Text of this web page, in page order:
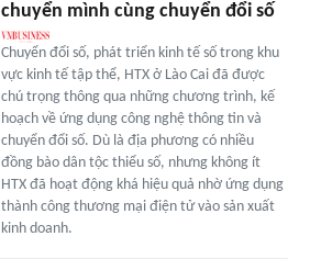
chuyển mình cùng chuyển đổi số
Chuyển đổi số, phát triển kinh tế số trong khu
vực kinh tế tập thể, HTX ở Lào Cai đã được
chú trọng thông qua những chương trình, kế
hoạch về ứng dụng công nghệ thông tin và
chuyển đổi số. Dù là địa phương có nhiều
đồng bào dân tộc thiểu số, nhưng không ít
HTX đã hoạt động khá hiệu quả nhờ ứng dụng
thành công thương mại điện tử vào sản xuất
kinh doanh.